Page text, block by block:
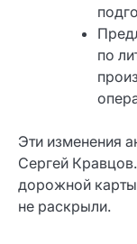
по
Эти изменения
Сергей
дорожной
не раскрыли.